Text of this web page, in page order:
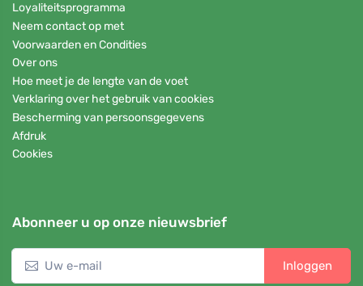
Loyaliteitsprogramma
Neem contact op met
Voorwaarden en Condities
Over ons
Hoe meet je de lengte van de voet
Verklaring over het gebruik van cookies
Bescherming van persoonsgegevens
Afdruk
Cookies
Abonneer u op onze nieuwsbrief
Inloggen